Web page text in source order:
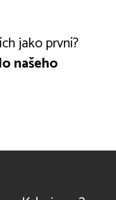
jako první?
našeho